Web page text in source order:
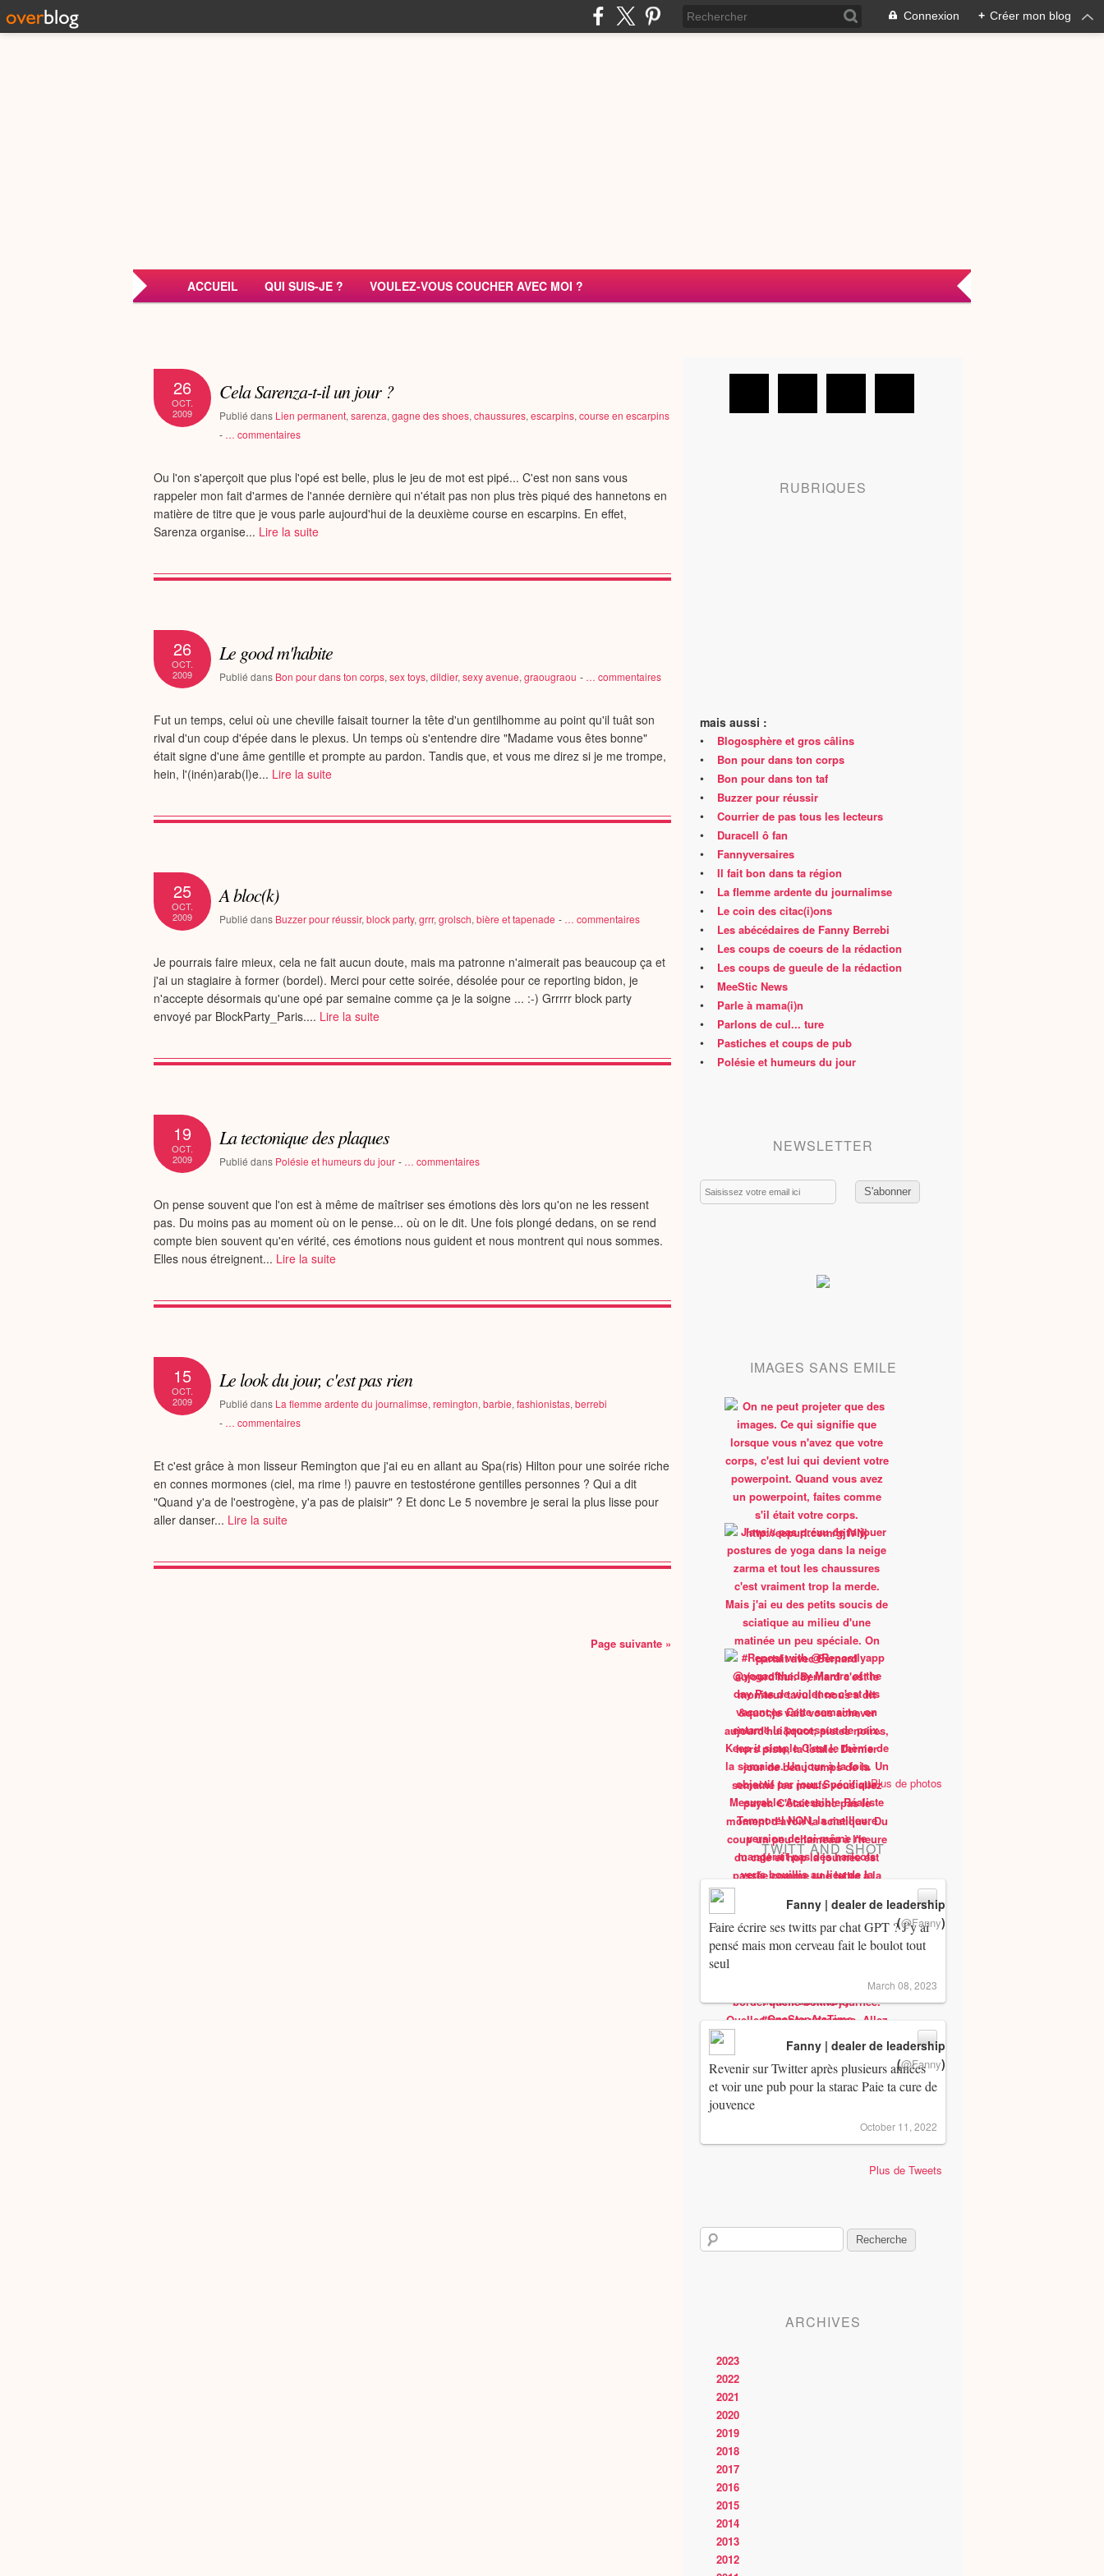
Connexion + Créer mon blog
ACCUEIL QUI SUIS-JE ? VOULEZ-VOUS COUCHER AVEC MOI ?
26
OCT.
2009
Cela Sarenza-t-il un jour ?
Publié dans Lien permanent, sarenza, gagne des shoes, chaussures, escarpins, course en escarpins
- … commentaires
Ou l'on s'aperçoit que plus l'opé est belle, plus le jeu de mot est pipé... C'est non sans vous
rappeler mon fait d'armes de l'année dernière qui n'était pas non plus très piqué des hannetons en
matière de titre que je vous parle aujourd'hui de la deuxième course en escarpins. En effet,
Sarenza organise... Lire la suite
26
OCT.
2009
Le good m'habite
Publié dans Bon pour dans ton corps, sex toys, dildier, sexy avenue, graougraou - … commentaires
Fut un temps, celui où une cheville faisait tourner la tête d'un gentilhomme au point qu'il tuât son
rival d'un coup d'épée dans le plexus. Un temps où s'entendre dire "Madame vous êtes bonne"
était signe d'une âme gentille et prompte au pardon. Tandis que, et vous me direz si je me trompe,
hein, l'(inén)arab(l)e... Lire la suite
25
OCT.
2009
A bloc(k)
Publié dans Buzzer pour réussir, block party, grrr, grolsch, bière et tapenade - … commentaires
Je pourrais faire mieux, cela ne fait aucun doute, mais ma patronne n'aimerait pas beaucoup ça et
j'ai un stagiaire à former (bordel). Merci pour cette soirée, désolée pour ce reporting bidon, je
n'accepte désormais qu'une opé par semaine comme ça je la soigne ... :-) Grrrrr block party
envoyé par BlockParty_Paris.... Lire la suite
19
OCT.
2009
La tectonique des plaques
Publié dans Polésie et humeurs du jour - … commentaires
On pense souvent que l'on est à même de maîtriser ses émotions dès lors qu'on ne les ressent
pas. Du moins pas au moment où on le pense... où on le dit. Une fois plongé dedans, on se rend
compte bien souvent qu'en vérité, ces émotions nous guident et nous montrent qui nous sommes.
Elles nous étreignent... Lire la suite
15
OCT.
2009
Le look du jour, c'est pas rien
Publié dans La flemme ardente du journalimse, remington, barbie, fashionistas, berrebi
- … commentaires
Et c'est grâce à mon lisseur Remington que j'ai eu en allant au Spa(ris) Hilton pour une soirée riche
en connes mormones (ciel, ma rime !) pauvre en testostérone gentilles personnes ? Qui a dit
"Quand y'a de l'oestrogène, y'a pas de plaisir" ? Et donc Le 5 novembre je serai la plus lisse pour
aller danser... Lire la suite
Page suivante »
RUBRIQUES
mais aussi :
• Blogosphère et gros câlins
• Bon pour dans ton corps
• Bon pour dans ton taf
• Buzzer pour réussir
• Courrier de pas tous les lecteurs
• Duracell ô fan
• Fannyversaires
• Il fait bon dans ta région
• La flemme ardente du journalimse
• Le coin des citac(i)ons
• Les abécédaires de Fanny Berrebi
• Les coups de coeurs de la rédaction
• Les coups de gueule de la rédaction
• MeeStic News
• Parle à mama(i)n
• Parlons de cul... ture
• Pastiches et coups de pub
• Polésie et humeurs du jour
NEWSLETTER
Email
IMAGES SANS EMILE
Plus de photos
TWITT AND SHOT
Faire écrire ses twitts par chat GPT ? J’y ai
pensé mais mon cerveau fait le boulot tout
seul
Fanny | dealer de leadership
(@Fanny)
March 08, 2023
Revenir sur Twitter après plusieurs années
et voir une pub pour la starac Paie ta cure de
jouvence
Fanny | dealer de leadership
(@Fanny)
October 11, 2022
Plus de Tweets
ARCHIVES
2023
2022
2021
2020
2019
2018
2017
2016
2015
2014
2013
2012